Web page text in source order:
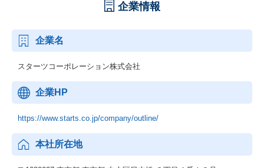
企業情報
企業名
スターツコーポレーション株式会社
企業HP
https://www.starts.co.jp/company/outline/
本社所在地